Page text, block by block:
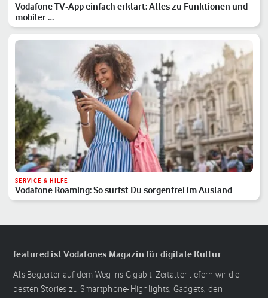
Vodafone TV-App einfach erklärt: Alles zu Funktionen und
mobiler …
SERVICE & HILFE
Vodafone Roaming: So surfst Du sorgenfrei im Ausland
featured ist Vodafones Magazin für digitale Kultur
Als Begleiter auf dem Weg ins Gigabit-Zeitalter liefern wir die
besten Stories zu Smartphone-Highlights, Gadgets, den